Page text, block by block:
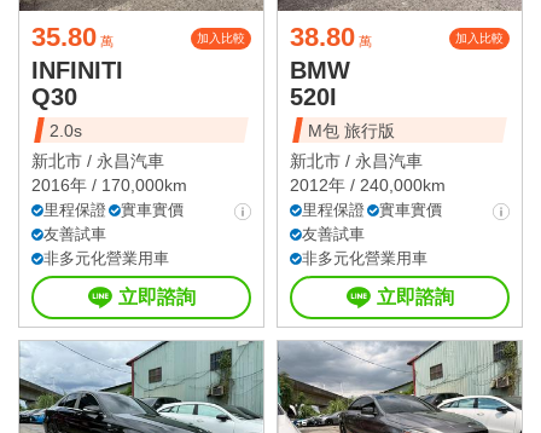
35.80 萬 加入比較
INFINITI
Q30
2.0s
新北市 / 永昌汽車
2016年 / 170,000km
里程保證
實車實價
友善試車
非多元化營業用車
立即諮詢
38.80 萬 加入比較
BMW
520I
M包 旅行版
新北市 / 永昌汽車
2012年 / 240,000km
里程保證
實車實價
友善試車
非多元化營業用車
立即諮詢